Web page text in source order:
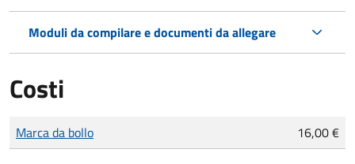
Moduli da compilare e documenti da allegare
Costi
Tipo di pagamento
Importo
Marca da bollo 16,00 €